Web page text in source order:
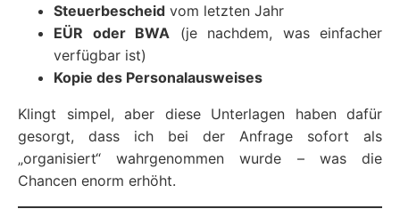
Steuerbescheid vom letzten Jahr
EÜR oder BWA (je nachdem, was einfacher
verfügbar ist)
Kopie des Personalausweises
Klingt simpel, aber diese Unterlagen haben dafür
gesorgt, dass ich bei der Anfrage sofort als
„organisiert“ wahrgenommen wurde – was die
Chancen enorm erhöht.